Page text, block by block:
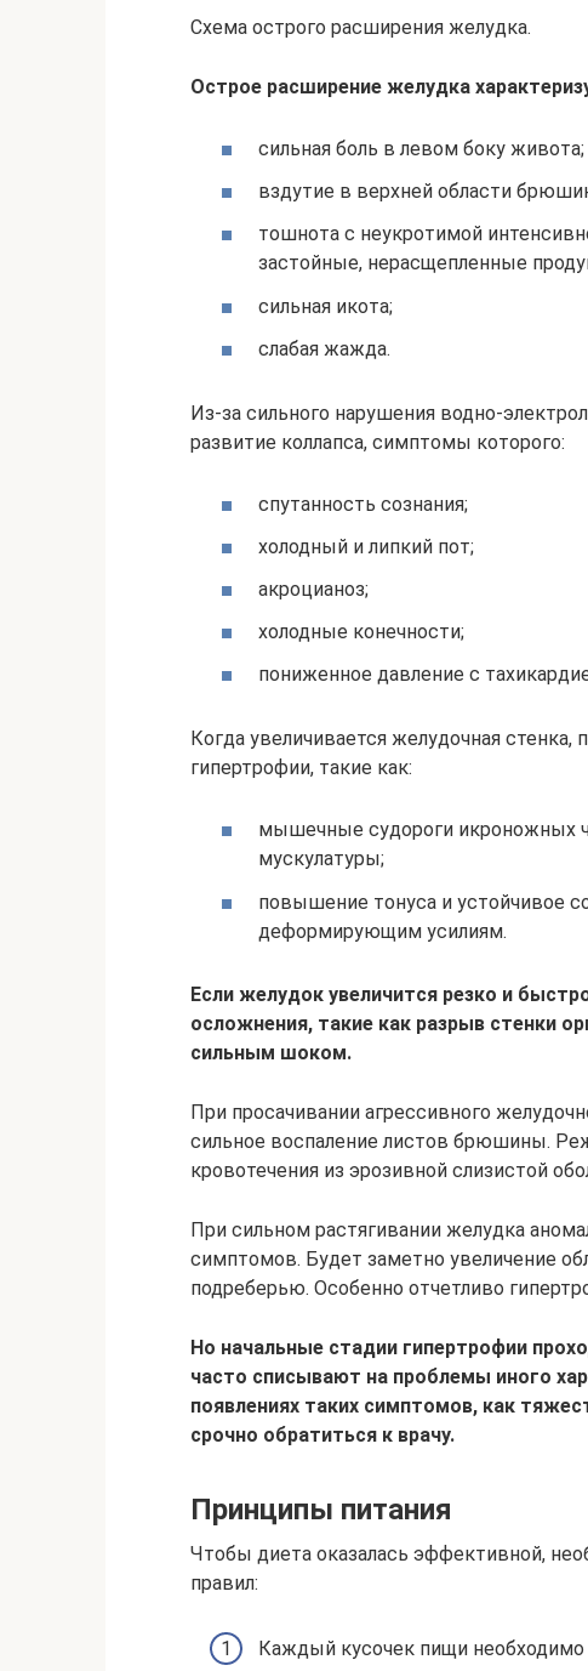
Схема острого расширения желудка.
Острое расширение желудка
сильная боль в левом боку живота;
вздутие в верхней области
тошнота с неукротимой
застойные, нерасщепленные
сильная икота;
слабая жажда.
Из-за сильного нарушения водно-
развитие коллапса, симптомы которого:
спутанность сознания;
холодный и липкий пот;
акроцианоз;
холодные конечности;
пониженное давление с
Когда увеличивается желудочная
гипертрофии, такие как:
мышечные судороги икроножных
мускулатуры;
повышение тонуса и устойчивое
деформирующим усилиям.
Если желудок увеличится резко и
осложнения, такие как разрыв стенки
сильным шоком.
При просачивании агрессивного
сильное воспаление листов брюшины.
кровотечения из эрозивной слизистой
При сильном растягивании желудка
симптомов. Будет заметно увеличение
подреберью. Особенно отчетливо
Но начальные стадии гипертрофии
часто списывают на проблемы иного
появлениях таких симптомов, как
срочно обратиться к врачу.
Принципы питания
Чтобы диета оказалась эффективной,
правил:
Каждый кусочек пищи